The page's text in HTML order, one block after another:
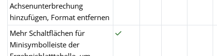
Achsenunterbrechung
hinzufügen, Format entfernen
Mehr Schaltflächen für
Minisymbolleiste der